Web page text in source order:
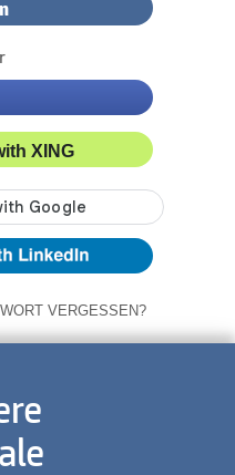
XING
VERGESSEN?